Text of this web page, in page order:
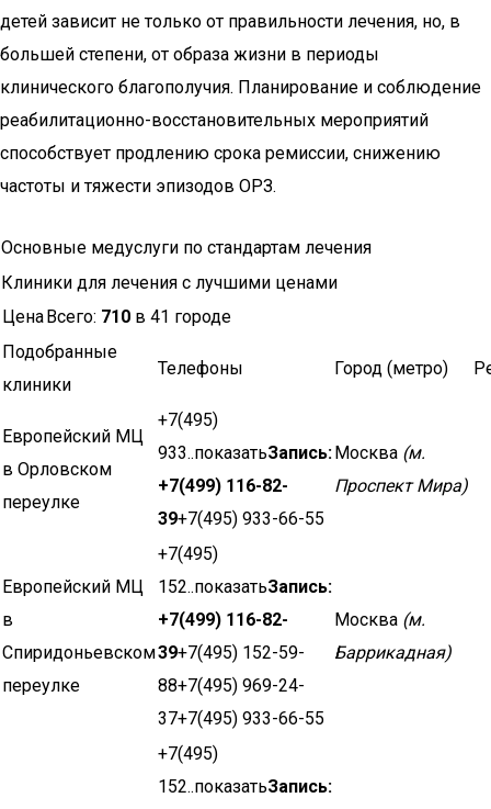
детей зависит не только от правильности лечения, но, в
большей степени, от образа жизни в периоды
клинического благополучия. Планирование и соблюдение
реабилитационно-восстановительных мероприятий
способствует продлению срока ремиссии, снижению
частоты и тяжести эпизодов ОРЗ.
Основные медуслуги по стандартам лечения
Клиники для лечения с лучшими ценами
ЦенаВсего: 710 в 41 городе
Подобранные
клиники
Телефоны Город (метро)
Европейский МЦ
в Орловском
переулке
+7(495)
933..показатьЗапись:
+7(499) 116-82-
39+7(495) 933-66-55
Москва (м.
Проспект Мира)
Европейский МЦ
в
Спиридоньевском
переулке
+7(495)
152..показатьЗапись:
+7(499) 116-82-
39+7(495) 152-59-
88+7(495) 969-24-
37+7(495) 933-66-55
Москва (м.
Баррикадная)
+7(495)
152..показатьЗапись: